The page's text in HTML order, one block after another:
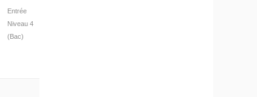
Entrée
Niveau 4
(Bac)